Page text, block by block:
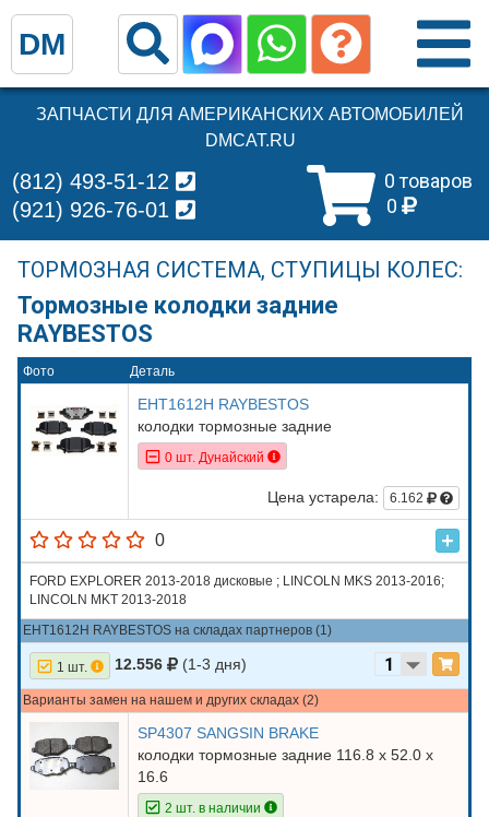
ЗАПЧАСТИ ДЛЯ АМЕРИКАНСКИХ АВТОМОБИЛЕЙ
DMCAT.RU
0 товаров
0
(812) 493-51-12
(921) 926-76-01
ТОРМОЗНАЯ СИСТЕМА, СТУПИЦЫ КОЛЕС:
Тормозные колодки задние
RAYBESTOS
Фото Деталь
EHT1612H RAYBESTOS
колодки тормозные задние
0 шт. Дунайский
Цена устарела: 6.162
0
FORD EXPLORER 2013-2018 дисковые ; LINCOLN MKS 2013-2016;
LINCOLN MKT 2013-2018
EHT1612H RAYBESTOS на складах партнеров (1)
1 шт. 12.556 (1-3 дня)
Варианты замен на нашем и других складах (2)
SP4307 SANGSIN BRAKE
колодки тормозные задние 116.8 х 52.0 х
16.6
2 шт. в наличии
DM